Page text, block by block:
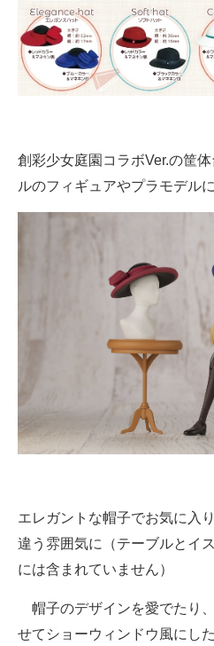
創彩少女庭園コラボVer.の筐
ルのフィギュアやプラモデル
エレガントな帽子でお気に入
違う雰囲気に（テーブルとイ
には含まれていません）
帽子のデザインを愛でたり
せてショーウィンドウ風にし